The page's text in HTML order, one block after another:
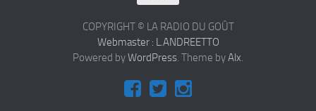
COPYRIGHT © LA RADIO DU GOÛT
Webmaster : L.ANDREETTO
Powered byWordPress. Theme byAlx.